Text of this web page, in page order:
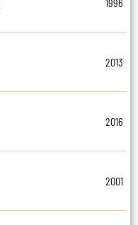
1996
2013
2016
2001